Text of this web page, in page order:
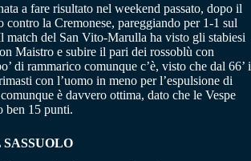
a fare risultato nel weekend passato, dopo il
contro la Cremonese, pareggiando per 1-1 sul
match del San Vito-Marulla ha visto gli stabiesi
Maistro e subire il pari dei rossoblù con
di rammarico comunque c’è, visto che dal 66’ i
con l’uomo in meno per l’espulsione di
è davvero ottima, dato che le Vespe
ben 15 punti.